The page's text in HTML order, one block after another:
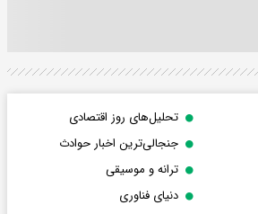
تحلیل‌های روز اقتصادی
جنجالی‌ترین اخبار حوادث
ترانه و موسیقی
دنیای فناوری